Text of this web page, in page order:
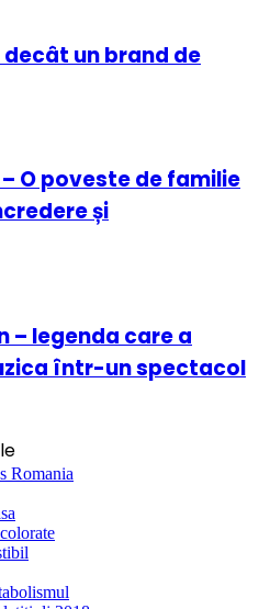
un brand de
O poveste de familie
și
– legenda care a
într-un spectacol